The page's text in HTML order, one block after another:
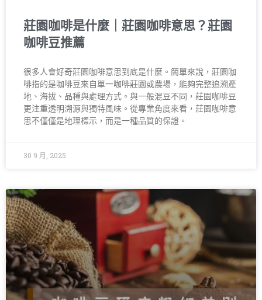
莊園咖啡是什麼｜莊園咖啡意思？莊園
咖啡豆推薦
很多人會好奇莊園咖啡意思到底是什麼。簡單來說，莊園咖
啡指的是咖啡豆來自單一咖啡莊園或農場，能夠完整追溯產
地、海拔、品種與處理方式。與一般混豆不同，莊園咖啡豆
更注重透明溯源與獨特風味。從專業角度來看，莊園咖啡意
思不僅僅是地理標示，而是一種品質的保證。
30 9 月, 2025